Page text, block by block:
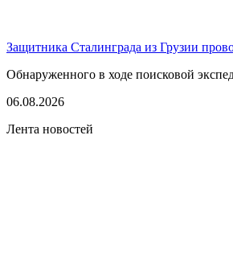
Защитника Сталинграда из Грузии
Обнаруженного в ходе поисковой
06.08.2026
Лента новостей